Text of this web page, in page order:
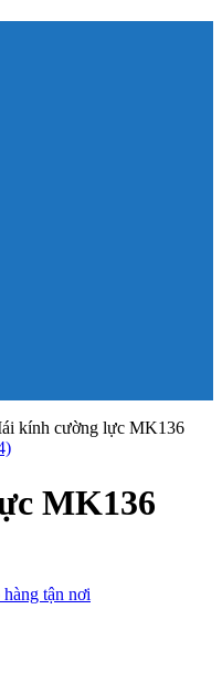
kính cường lực MK136
MK136
tận nơi